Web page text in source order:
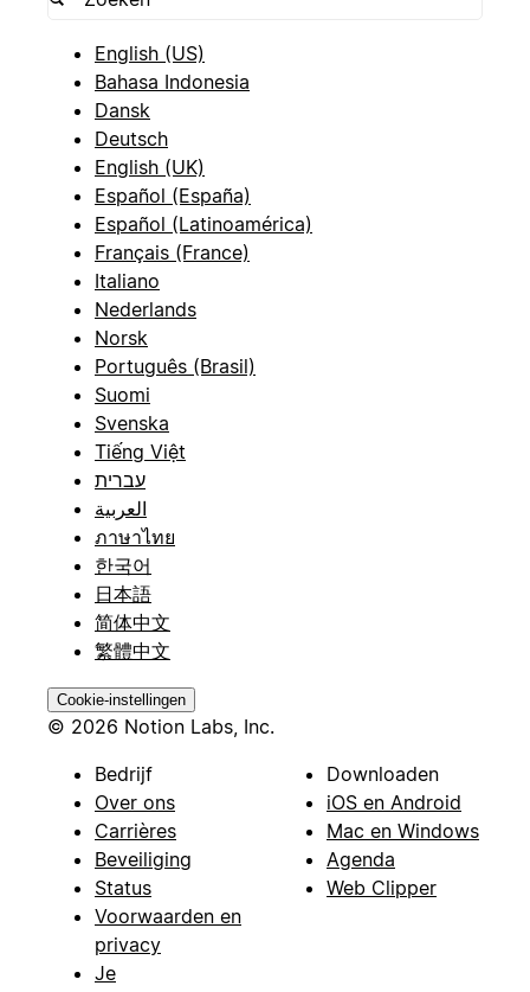
English (US)
Bahasa Indonesia
Dansk
Deutsch
English (UK)
Español (España)
Español (Latinoamérica)
Français (France)
Italiano
Nederlands
Norsk
Português (Brasil)
Suomi
Svenska
Tiếng Việt
עברית
العربية
ภาษาไทย
한국어
日本語
简体中文
繁體中文
Cookie-instellingen
© 2026 Notion Labs, Inc.
Bedrijf
Over ons
Carrières
Beveiliging
Status
Voorwaarden en
privacy
Je
Downloaden
iOS en Android
Mac en Windows
Agenda
Web Clipper